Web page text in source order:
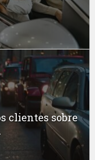
clientes sobre